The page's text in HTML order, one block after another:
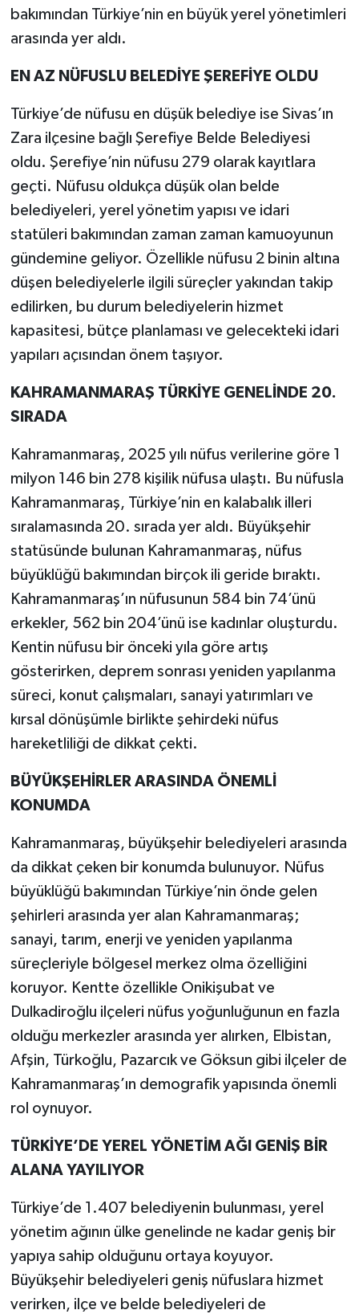
bakımından Türkiye’nin en büyük yerel yönetimleri
arasında yer aldı.
EN AZ NÜFUSLU BELEDİYE ŞEREFİYE OLDU
Türkiye’de nüfusu en düşük belediye ise Sivas’ın
Zara ilçesine bağlı Şerefiye Belde Belediyesi
oldu. Şerefiye’nin nüfusu 279 olarak kayıtlara
geçti. Nüfusu oldukça düşük olan belde
belediyeleri, yerel yönetim yapısı ve idari
statüleri bakımından zaman zaman kamuoyunun
gündemine geliyor. Özellikle nüfusu 2 binin altına
düşen belediyelerle ilgili süreçler yakından takip
edilirken, bu durum belediyelerin hizmet
kapasitesi, bütçe planlaması ve gelecekteki idari
yapıları açısından önem taşıyor.
KAHRAMANMARAŞ TÜRKİYE GENELİNDE 20.
SIRADA
Kahramanmaraş, 2025 yılı nüfus verilerine göre 1
milyon 146 bin 278 kişilik nüfusa ulaştı. Bu nüfusla
Kahramanmaraş, Türkiye’nin en kalabalık illeri
sıralamasında 20. sırada yer aldı. Büyükşehir
statüsünde bulunan Kahramanmaraş, nüfus
büyüklüğü bakımından birçok ili geride bıraktı.
Kahramanmaraş’ın nüfusunun 584 bin 74’ünü
erkekler, 562 bin 204’ünü ise kadınlar oluşturdu.
Kentin nüfusu bir önceki yıla göre artış
gösterirken, deprem sonrası yeniden yapılanma
süreci, konut çalışmaları, sanayi yatırımları ve
kırsal dönüşümle birlikte şehirdeki nüfus
hareketliliği de dikkat çekti.
BÜYÜKŞEHİRLER ARASINDA ÖNEMLİ
KONUMDA
Kahramanmaraş, büyükşehir belediyeleri arasında
da dikkat çeken bir konumda bulunuyor. Nüfus
büyüklüğü bakımından Türkiye’nin önde gelen
şehirleri arasında yer alan Kahramanmaraş;
sanayi, tarım, enerji ve yeniden yapılanma
süreçleriyle bölgesel merkez olma özelliğini
koruyor. Kentte özellikle Onikişubat ve
Dulkadiroğlu ilçeleri nüfus yoğunluğunun en fazla
olduğu merkezler arasında yer alırken, Elbistan,
Afşin, Türkoğlu, Pazarcık ve Göksun gibi ilçeler de
Kahramanmaraş’ın demografik yapısında önemli
rol oynuyor.
TÜRKİYE’DE YEREL YÖNETİM AĞI GENİŞ BİR
ALANA YAYILIYOR
Türkiye’de 1.407 belediyenin bulunması, yerel
yönetim ağının ülke genelinde ne kadar geniş bir
yapıya sahip olduğunu ortaya koyuyor.
Büyükşehir belediyeleri geniş nüfuslara hizmet
verirken, ilçe ve belde belediyeleri de